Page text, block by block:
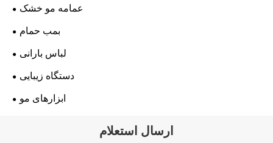
عمامه مو خشک
بمب حمام
لباس بارانی
دستگاه زیبایی
ابزارهای مو
ارسال استعلام